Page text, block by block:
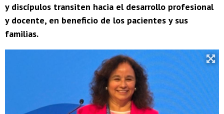
y discípulos transiten hacia el desarrollo profesional
y docente, en beneficio de los pacientes y sus
familias.